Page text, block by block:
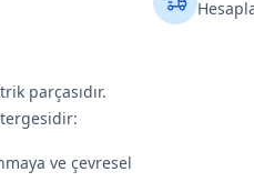
parçasıdır.
ve çevresel